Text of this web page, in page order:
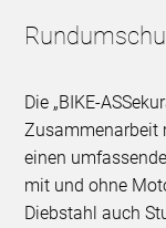
Die „BIKE-
Zusammenarbeit
einen
mit und ohne
Diebstahl auch